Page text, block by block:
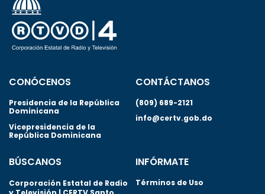
CONÓCENOS
Presidencia de la República
Dominicana
Vicepresidencia de la
República Dominicana
CONTÁCTANOS
(809) 689-2121
info@certv.gob.do
BÚSCANOS
Corporación Estatal de Radio
INFÓRMATE
Términos de Uso